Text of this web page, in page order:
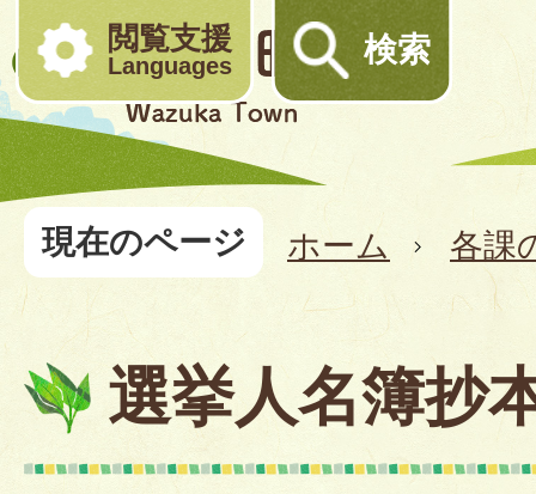
閲覧支援
Languages 検索
現在のページ ホーム 各課
選挙人名簿抄